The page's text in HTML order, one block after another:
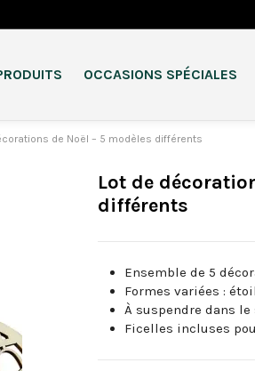
OCCASIONS SPÉCIALES
de Noël – 5 modèles différents
Lot de
différents
Ensemble de 5
Formes variées :
À suspendre dans
Ficelles incluses